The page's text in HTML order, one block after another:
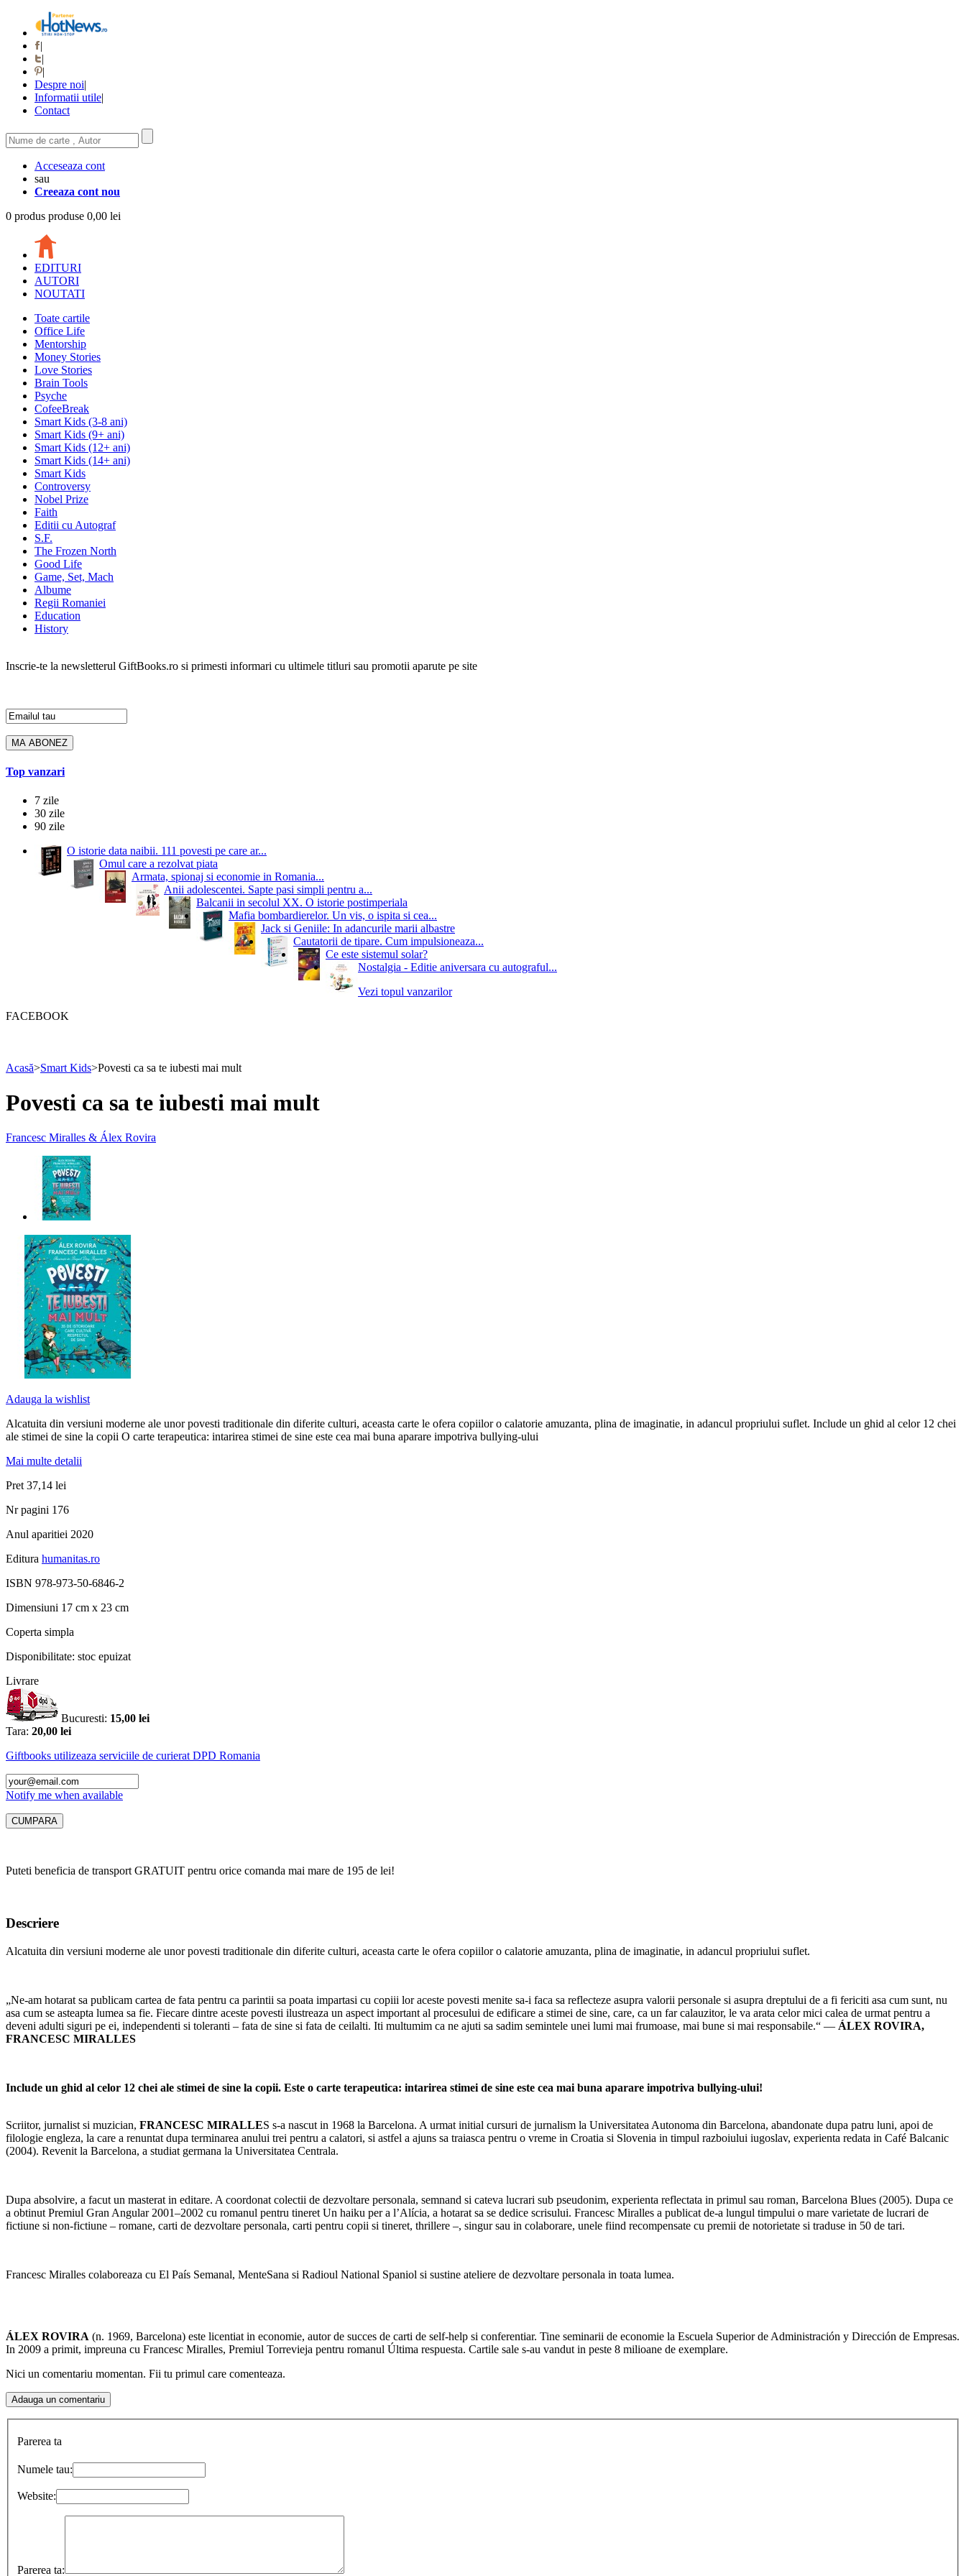
|
|
|
Despre noi|
Informatii utile|
Contact
Acceseaza cont
sau
Creeaza cont nou
0 produs produse 0,00 lei
EDITURI
AUTORI
NOUTATI
Toate cartile
Office Life
Mentorship
Money Stories
Love Stories
Brain Tools
Psyche
CofeeBreak
Smart Kids (3-8 ani)
Smart Kids (9+ ani)
Smart Kids (12+ ani)
Smart Kids (14+ ani)
Smart Kids
Controversy
Nobel Prize
Faith
Editii cu Autograf
S.F.
The Frozen North
Good Life
Game, Set, Mach
Albume
Regii Romaniei
Education
History
Inscrie-te la newsletterul GiftBooks.ro si primesti informari cu ultimele titluri sau promotii aparute pe site
Top vanzari
7 zile
30 zile
90 zile
O istorie data naibii. 111 povesti pe care ar...
Omul care a rezolvat piata
Armata, spionaj si economie in Romania...
Anii adolescentei. Sapte pasi simpli pentru a...
Balcanii in secolul XX. O istorie postimperiala
Mafia bombardierelor. Un vis, o ispita si cea...
Jack si Geniile: In adancurile marii albastre
Cautatorii de tipare. Cum impulsioneaza...
Ce este sistemul solar?
Nostalgia - Editie aniversara cu autograful...
Vezi topul vanzarilor
FACEBOOK
Acasă>Smart Kids>Povesti ca sa te iubesti mai mult
Povesti ca sa te iubesti mai mult
Francesc Miralles & Álex Rovira
Adauga la wishlist
Alcatuita din versiuni moderne ale unor povesti traditionale din diferite culturi, aceasta carte le ofera copiilor o calatorie amuzanta, plina de imaginatie, in adancul propriului suflet. Include un ghid al celor 12 chei
ale stimei de sine la copii O carte terapeutica: intarirea stimei de sine este cea mai buna aparare impotriva bullying-ului
Mai multe detalii
Pret 37,14 lei
Nr pagini 176
Anul aparitiei 2020
Editura humanitas.ro
ISBN 978-973-50-6846-2
Dimensiuni 17 cm x 23 cm
Coperta simpla
Disponibilitate: stoc epuizat
Livrare
Bucuresti: 15,00 lei
Tara: 20,00 lei
Giftbooks utilizeaza serviciile de curierat DPD Romania
Notify me when available
Puteti beneficia de transport GRATUIT pentru orice comanda mai mare de 195 de lei!
Descriere
Alcatuita din versiuni moderne ale unor povesti traditionale din diferite culturi, aceasta carte le ofera copiilor o calatorie amuzanta, plina de imaginatie, in adancul propriului suflet.
„Ne-am hotarat sa publicam cartea de fata pentru ca parintii sa poata impartasi cu copiii lor aceste povesti menite sa-i faca sa reflecteze asupra valorii personale si asupra dreptului de a fi fericiti asa cum sunt, nu
asa cum se asteapta lumea sa fie. Fiecare dintre aceste povesti ilustreaza un aspect important al procesului de edificare a stimei de sine, care, ca un far calauzitor, le va arata celor mici calea de urmat pentru a
deveni adulti siguri pe ei, independenti si toleranti – fata de sine si fata de ceilalti. Iti multumim ca ne ajuti sa sadim semintele unei lumi mai frumoase, mai bune si mai responsabile.“ — ÁLEX ROVIRA,
FRANCESC MIRALLES
Include un ghid al celor 12 chei ale stimei de sine la copii. Este o carte terapeutica: intarirea stimei de sine este cea mai buna aparare impotriva bullying-ului!
Scriitor, jurnalist si muzician, FRANCESC MIRALLES s-a nascut in 1968 la Barcelona. A urmat initial cursuri de jurnalism la Universitatea Autonoma din Barcelona, abandonate dupa patru luni, apoi de
filologie engleza, la care a renuntat dupa terminarea anului trei pentru a calatori, si astfel a ajuns sa traiasca pentru o vreme in Croatia si Slovenia in timpul razboiului iugoslav, experienta redata in Café Balcanic
(2004). Revenit la Barcelona, a studiat germana la Universitatea Centrala.
Dupa absolvire, a facut un masterat in editare. A coordonat colectii de dezvoltare personala, semnand si cateva lucrari sub pseudonim, experienta reflectata in primul sau roman, Barcelona Blues (2005). Dupa ce
a obtinut Premiul Gran Angular 2001–2002 cu romanul pentru tineret Un haiku per a l’Alícia, a hotarat sa se dedice scrisului. Francesc Miralles a publicat de-a lungul timpului o mare varietate de lucrari de
fictiune si non-fictiune – romane, carti de dezvoltare personala, carti pentru copii si tineret, thrillere –, singur sau in colaborare, unele fiind recompensate cu premii de notorietate si traduse in 50 de tari.
Francesc Miralles colaboreaza cu El País Semanal, MenteSana si Radioul National Spaniol si sustine ateliere de dezvoltare personala in toata lumea.
ÁLEX ROVIRA (n. 1969, Barcelona) este licentiat in economie, autor de succes de carti de self-help si conferentiar. Tine seminarii de economie la Escuela Superior de Administración y Dirección de Empresas.
In 2009 a primit, impreuna cu Francesc Miralles, Premiul Torrevieja pentru romanul Última respuesta. Cartile sale s-au vandut in peste 8 milioane de exemplare.
Nici un comentariu momentan. Fii tu primul care comenteaza.
Parerea ta
Numele tau:
Website:
Parerea ta: